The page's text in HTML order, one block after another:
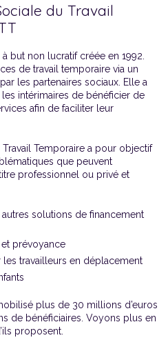
du Travail
but non lucratif créée en 1992.
de travail temporaire via un
les partenaires sociaux. Elle a
intérimaires de bénéficier de
afin de faciliter leur
Travail Temporaire a pour objectif
que peuvent
professionnel ou privé et
solutions de financement
prévoyance
travailleurs en déplacement
plus de 30 millions d’euros
de bénéficiaires. Voyons plus en
proposent.